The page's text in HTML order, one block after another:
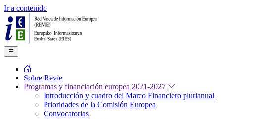
Ir a contenido
Sobre Revie
Programas y financiación europea 2021-2027
Introducción y cuadro del Marco Financiero plurianual
Prioridades de la Comisión Europea
Convocatorias